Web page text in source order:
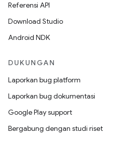
Referensi API
Download Studio
Android NDK
DUKUNGAN
Laporkan bug platform
Laporkan bug dokumentasi
Google Play support
Bergabung dengan studi riset